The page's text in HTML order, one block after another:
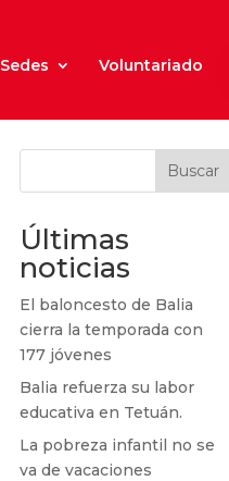
Sedes Voluntariado
Buscar
Últimas
noticias
El baloncesto de Balia
cierra la temporada con
177 jóvenes
Balia refuerza su labor
educativa en Tetuán.
La pobreza infantil no se
va de vacaciones